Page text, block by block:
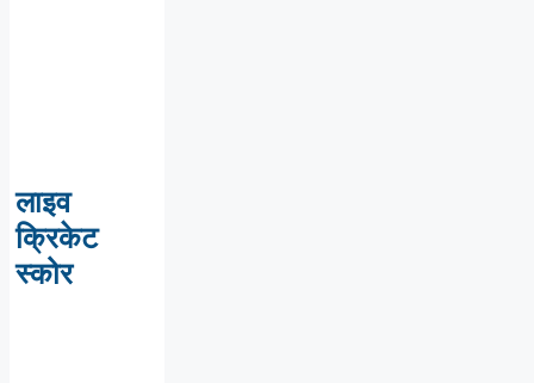
लाइव
क्रिकेट
स्कोर